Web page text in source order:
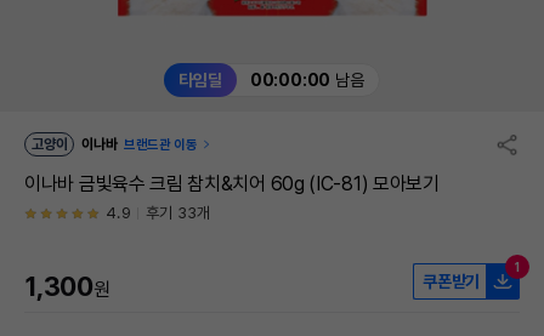
타임딜 00:00:00 남음
고양이 이나바 브랜드관 이동
이나바 금빛육수 크림 참치&치어 60g (IC-81) 모아보기
4.9 후기 33개
1,300원 쿠폰받기
1